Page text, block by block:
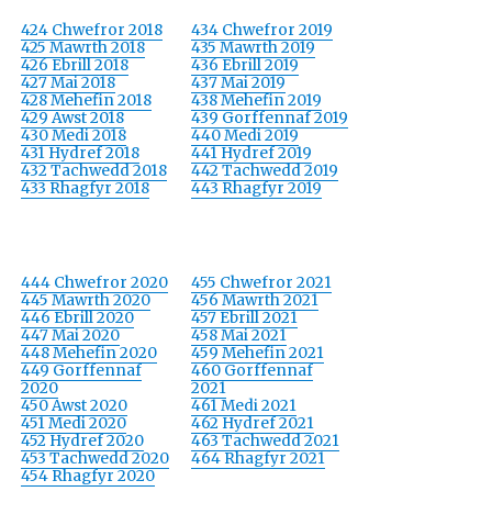
424 Chwefror 2018
425 Mawrth 2018
426 Ebrill 2018
427 Mai 2018
428 Mehefin 2018
429 Awst 2018
430 Medi 2018
431 Hydref 2018
432 Tachwedd 2018
433 Rhagfyr 2018
434 Chwefror 2019
435 Mawrth 2019
436 Ebrill 2019
437 Mai 2019
438 Mehefin 2019
439 Gorffennaf 2019
440 Medi 2019
441 Hydref 2019
442 Tachwedd 2019
443 Rhagfyr 2019
444 Chwefror 2020
445 Mawrth 2020
446 Ebrill 2020
447 Mai 2020
448 Mehefin 2020
449 Gorffennaf
2020
450 Awst 2020
451 Medi 2020
452 Hydref 2020
453 Tachwedd 2020
454 Rhagfyr 2020
455 Chwefror 2021
456 Mawrth 2021
457 Ebrill 2021
458 Mai 2021
459 Mehefin 2021
460 Gorffennaf
2021
461 Medi 2021
462 Hydref 2021
463 Tachwedd 2021
464 Rhagfyr 2021